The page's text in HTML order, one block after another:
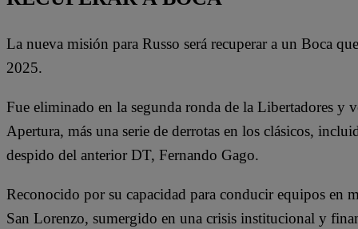
La nueva misión para Russo será recuperar a un Boca
2025.
Fue eliminado en la segunda ronda de la Libertadores y
Apertura, más una serie de derrotas en los clásicos,
despido del anterior DT, Fernando Gago.
Reconocido por su capacidad para conducir equipos en
San Lorenzo, sumergido en una crisis institucional y